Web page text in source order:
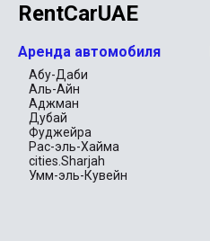
RentCarUAE
Аренда автомобиля
Абу-Даби
Аль-Айн
Аджман
Дубай
Фуджейра
Рас-эль-Хайма
cities.Sharjah
Умм-эль-Кувейн